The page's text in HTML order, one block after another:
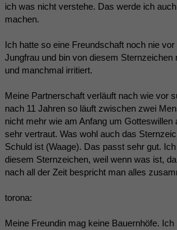
ich was nicht verstehe. Das werde ich
machen.
Ich hatte so eine Freundschaft noch nie
Jungfrau und bin von diesem Sternzeichen
und manchmal irritiert.
Meine Partnerschaft verläuft nach wie vor
nach 11 Jahren so läuft zwischen zwei
nicht mehr wie am Anfang um Gotteswillen
sehr vertraut. Was wohl auch das
Schuld ist (Waage). Das passt sehr gut.
diesem Sternzeichen, weil wenn was ist,
nach all der Zeit bespricht man alles
torona:
Meine Freundin mag keine Bauernhöfe.